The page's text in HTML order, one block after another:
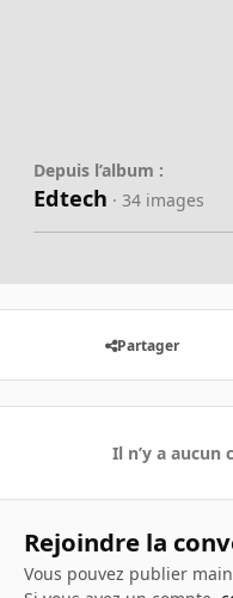
Depuis l’album :
Edtech · 34 images
Partager
Il n’y a aucun
Rejoindre la
Vous pouvez publier